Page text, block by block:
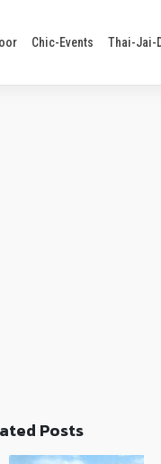
Chic-Events Thai-Jai-
Posts